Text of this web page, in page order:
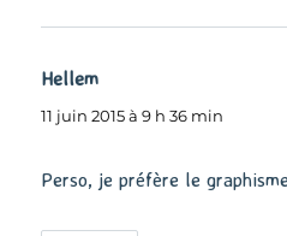
Hellem
11 juin 2015 à 9 h 36 min
Perso, je préfère le